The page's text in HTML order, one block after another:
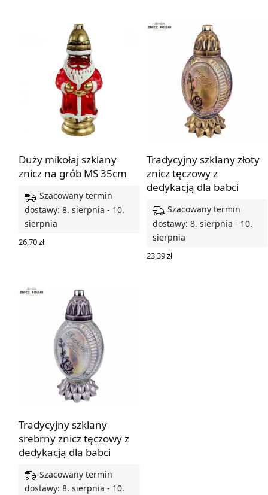
Duży mikołaj szklany
znicz na grób MS 35cm
Szacowany termin
dostawy: 8. sierpnia - 10.
sierpnia
26,70zł
Tradycyjny szklany złoty
znicz tęczowy z
dedykacją dla babci
Szacowany termin
dostawy: 8. sierpnia - 10.
sierpnia
23,39zł
Tradycyjny szklany
srebrny znicz tęczowy z
dedykacją dla babci
Szacowany termin
dostawy: 8. sierpnia - 10.